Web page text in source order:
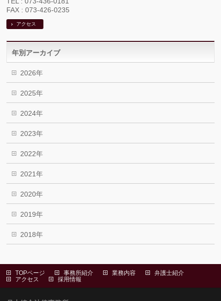
FAX : 073-426-0235
アクセス
年別アーカイブ
2026年
2025年
2024年
2023年
2022年
2021年
2020年
2019年
2018年
TOPページ 事務所紹介 業務内容
弁護士紹介
アクセス
採用情報